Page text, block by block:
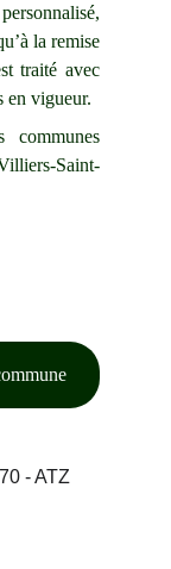
la remise
traité avec
en vigueur.
communes
Saint-